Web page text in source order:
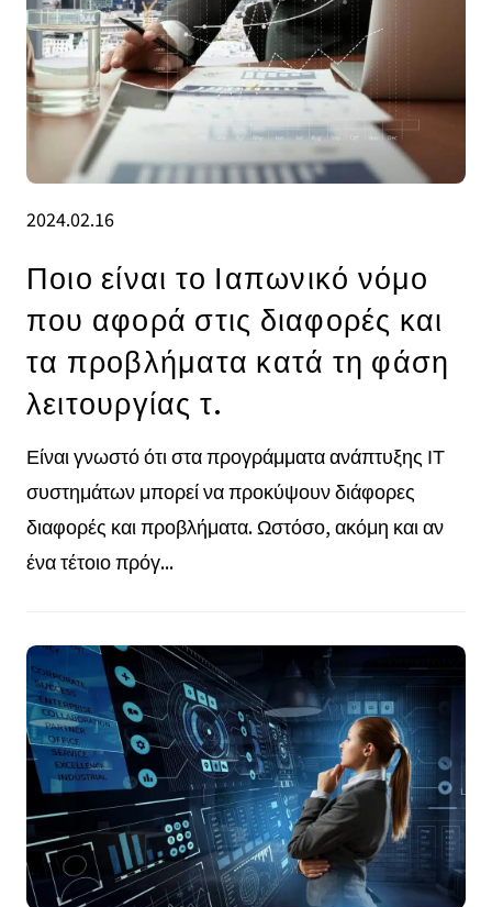
2024.02.16
Ποιο είναι το Ιαπωνικό νόμο
που αφορά στις διαφορές και
τα προβλήματα κατά τη φάση
λειτουργίας τ.
Είναι γνωστό ότι στα προγράμματα ανάπτυξης ΙΤ
συστημάτων μπορεί να προκύψουν διάφορες
διαφορές και προβλήματα. Ωστόσο, ακόμη και αν
ένα τέτοιο πρόγ...